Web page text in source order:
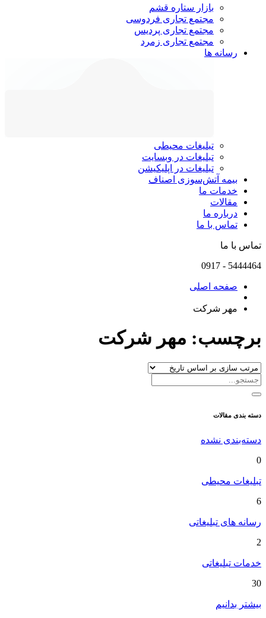
بازار ستاره قشم
مجتمع تجاری فردوسی
مجتمع تجاری پردیس
مجتمع تجاری زمرد
رسانه ها
تبلیغات محیطی
تبلیغات در وبسایت
تبلیغات در اپلیکیشن
بیمه آتش‌سوزی اصناف
خدمات ما
مقالات
درباره ما
تماس با ما
تماس با ما
5444464
-
0917
صفحه اصلی
مهر شرکت
برچسب: مهر شرکت
دسته بندی مقالات
دسته‌بندی نشده
0
تبلیغات محیطی
6
رسانه های تبلیغاتی
2
خدمات تبلیغاتی
30
بیشتر بدانیم